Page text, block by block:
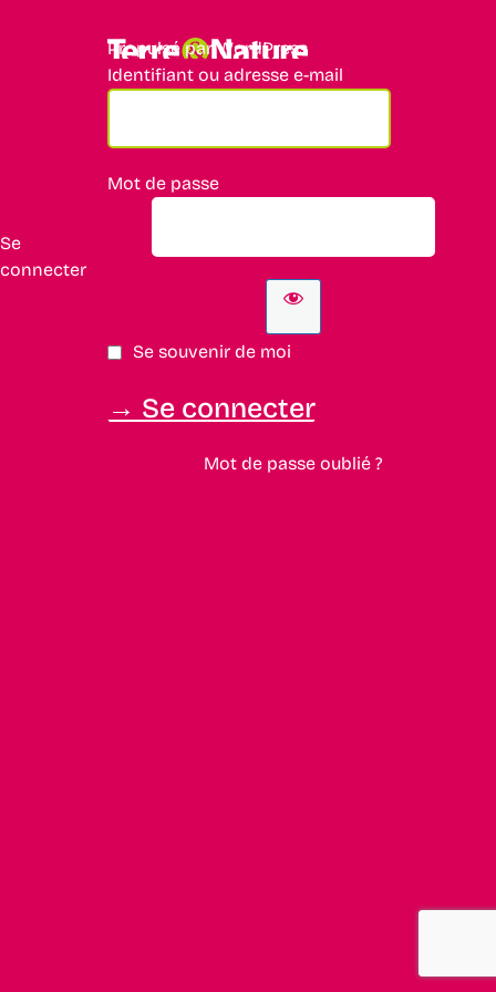
Se
connecter
Propulsé par WordPress
Identifiant ou adresse e-mail
Mot de passe
Se souvenir de moi
Mot de passe oublié ?